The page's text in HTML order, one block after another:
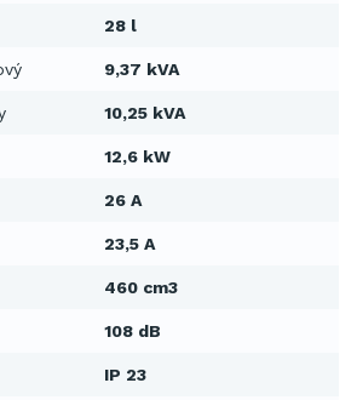
28 l
9,37 kVA
10,25 kVA
12,6 kW
26 A
23,5 A
460 cm3
108 dB
IP 23